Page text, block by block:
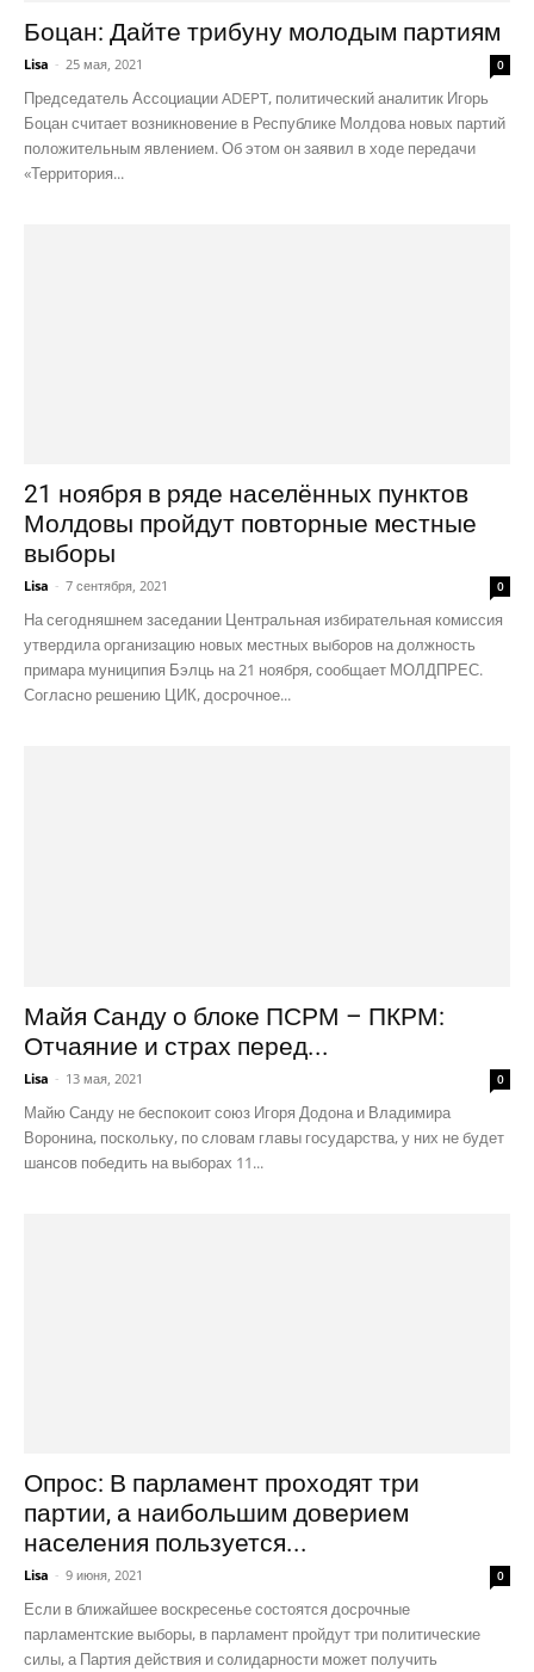
Боцан: Дайте трибуну молодым партиям
Lisa - 25 мая, 2021 0
Председатель Ассоциации ADEPT, политический аналитик Игорь
Боцан считает возникновение в Республике Молдова новых партий
положительным явлением. Об этом он заявил в ходе передачи
«Территория...
21 ноября в ряде населённых пунктов
Молдовы пройдут повторные местные
выборы
Lisa - 7 сентября, 2021 0
На сегодняшнем заседании Центральная избирательная комиссия
утвердила организацию новых местных выборов на должность
примара муниципия Бэлць на 21 ноября, сообщает МОЛДПРЕС.
Согласно решению ЦИК, досрочное...
Майя Санду о блоке ПСРМ – ПКРМ:
Отчаяние и страх перед...
Lisa - 13 мая, 2021 0
Майю Санду не беспокоит союз Игоря Додона и Владимира
Воронина, поскольку, по словам главы государства, у них не будет
шансов победить на выборах 11...
Опрос: В парламент проходят три
партии, а наибольшим доверием
населения пользуется...
Lisa - 9 июня, 2021 0
Если в ближайшее воскресенье состоятся досрочные
парламентские выборы, в парламент пройдут три политические
силы, а Партия действия и солидарности может получить